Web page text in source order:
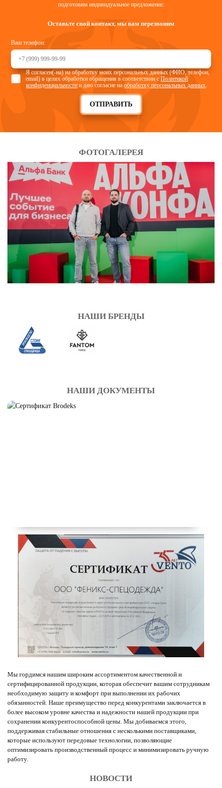
подготовим индивидуальное предложение.
Оставьте свой контакт, мы вам перезвоним
Ваш телефон:
ОТПРАВИТЬ
Я согласен(-на) на обработку моих персональных данных (ФИО, телефон,
email) в целях обработки обращения в соответствии сПолитикой
конфиденциальности и даю согласие наобработку персональных данных
ФОТОГАЛЕРЕЯ
НАШИ БРЕНДЫ
НАШИ ДОКУМЕНТЫ
Мы гордимся нашим широким ассортиментом качественной и
сертифицированной продукции, которая обеспечит вашим сотрудникам
необходимую защиту и комфорт при выполнении их рабочих
обязанностей. Наше преимущество перед конкурентами заключается в
более высоком уровне качества и надежности нашей продукции при
сохранении конкурентоспособной цены. Мы добиваемся этого,
поддерживая стабильные отношения с несколькими поставщиками,
которые используют передовые технологии, позволяющие
оптимизировать производственный процесс и минимизировать ручную
работу.
НОВОСТИ